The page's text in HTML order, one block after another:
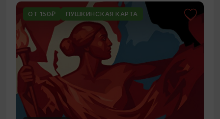
ОТ 150₽ ПУШКИНСКАЯ КАРТА